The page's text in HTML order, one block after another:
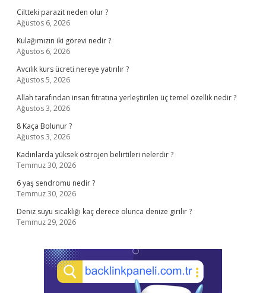
Ciltteki parazit neden olur ?
Ağustos 6, 2026
Kulağımızın iki görevi nedir ?
Ağustos 6, 2026
Avcılık kurs ücreti nereye yatırılır ?
Ağustos 5, 2026
Allah tarafından insan fıtratına yerleştirilen üç temel özellik nedir ?
Ağustos 3, 2026
8 Kaça Bolunur ?
Ağustos 3, 2026
Kadınlarda yüksek östrojen belirtileri nelerdir ?
Temmuz 30, 2026
6 yaş sendromu nedir ?
Temmuz 30, 2026
Deniz suyu sıcaklığı kaç derece olunca denize girilir ?
Temmuz 29, 2026